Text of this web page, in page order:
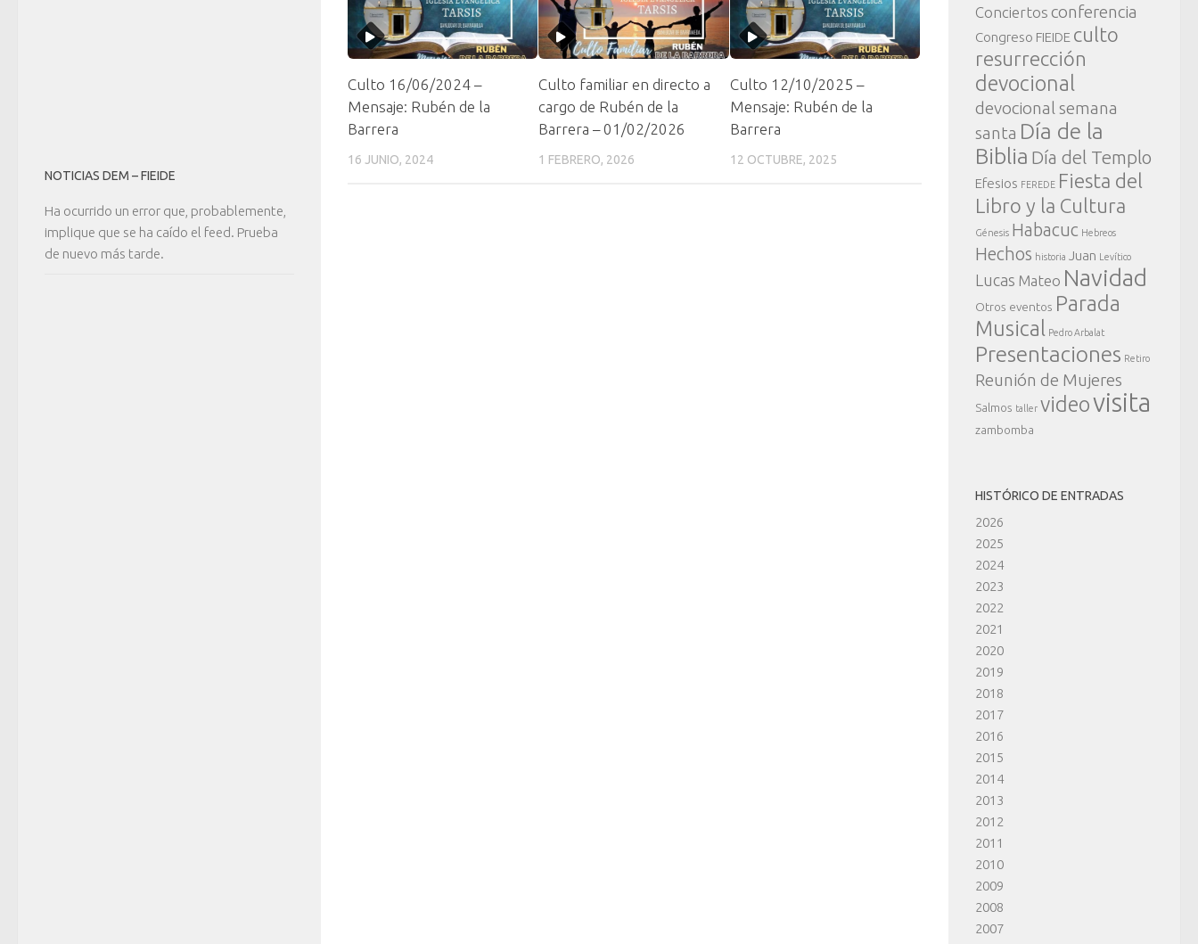
Culto 16/06/2024 –
Mensaje: Rubén de la
Barrera
16 JUNIO, 2024
Culto familiar en directo a
cargo de Rubén de la
Barrera – 01/02/2026
1 FEBRERO, 2026
Culto 12/10/2025 –
Mensaje: Rubén de la
Barrera
12 OCTUBRE, 2025
NOTICIAS DEM – FIEIDE
Ha ocurrido un error que, probablemente,
implique que se ha caído el feed. Prueba
de nuevo más tarde.
Conciertos conferencia
Congreso FIEIDE culto
resurrección
devocional
devocional semana
santa Día de la
Biblia Día del Templo
Efesios FEREDE Fiesta del
Libro y la Cultura
Génesis Habacuc Hebreos
Hechos historia Juan Levítico
Lucas Mateo Navidad
Otros eventos Parada
Musical
Pedro Arbalat
Presentaciones Retiro
Reunión de Mujeres
Salmos taller videovisita
zambomba
HISTÓRICO DE ENTRADAS
2026
2025
2024
2023
2022
2021
2020
2019
2018
2017
2016
2015
2014
2013
2012
2011
2010
2009
2008
2007